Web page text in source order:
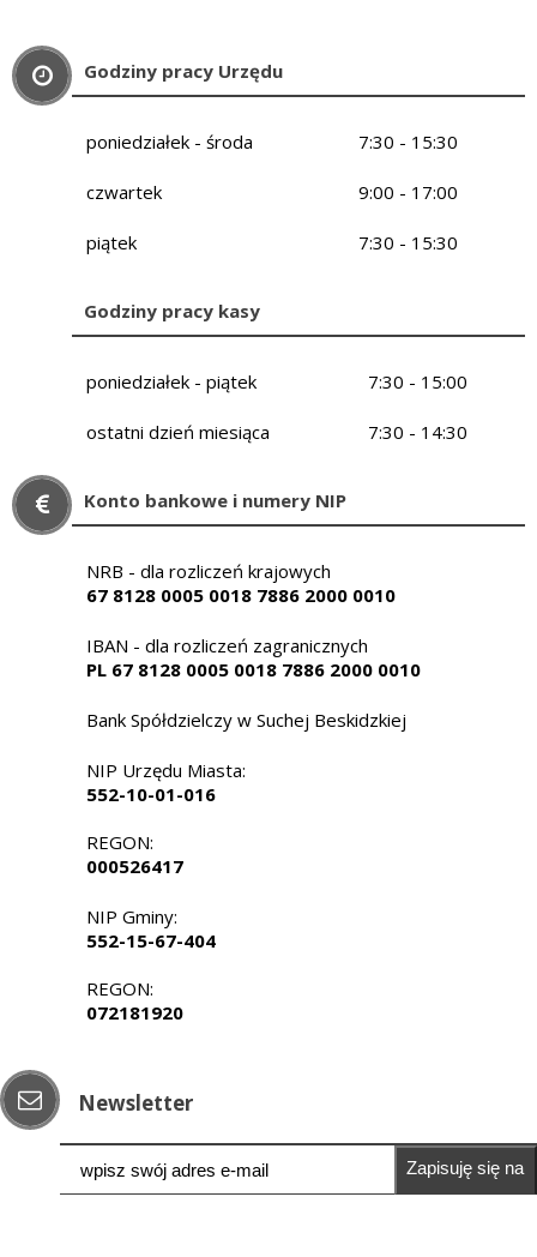
Godziny pracy Urzędu
poniedziałek - środa 7:30 - 15:30
czwartek 9:00 - 17:00
piątek 7:30 - 15:30
Godziny pracy kasy
poniedziałek - piątek 7:30 - 15:00
ostatni dzień miesiąca 7:30 - 14:30
Konto bankowe i numery NIP
NRB - dla rozliczeń krajowych
67 8128 0005 0018 7886 2000 0010
IBAN - dla rozliczeń zagranicznych
PL 67 8128 0005 0018 7886 2000 0010
Bank Spółdzielczy w Suchej Beskidzkiej
NIP Urzędu Miasta:
552-10-01-016
REGON:
000526417
NIP Gminy:
552-15-67-404
REGON:
072181920
Newsletter
Zapisuję się na